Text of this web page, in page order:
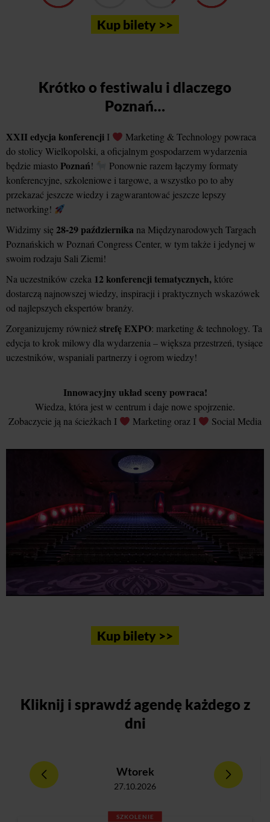
Kup bilety >>
Krótko o festiwalu i dlaczego
Poznań…
XXII edycja konferencji I
Marketing & Technology powraca
do stolicy Wielkopolski, a oficjalnym gospodarzem wydarzenia
będzie miasto Poznań!
Ponownie razem łączymy formaty
konferencyjne, szkoleniowe i targowe, a wszystko po to aby
przekazać jeszcze wiedzy i zagwarantować jeszcze lepszy
networking!
Widzimy się28-29 października na Międzynarodowych Targach
Poznańskich w Poznań Congress Center, w tym także i jedynej w
swoim rodzaju Sali Ziemi!
Na uczestników czeka 12 konferencji tematycznych, które
dostarczą najnowszej wiedzy, inspiracji i praktycznych wskazówek
od najlepszych ekspertów branży.
Zorganizujemy równieżstrefę EXPO: marketing & technology. Ta
edycja to krok milowy dla wydarzenia – większa przestrzeń, tysiące
uczestników, wspaniali partnerzy i ogrom wiedzy!
Innowacyjny układ sceny powraca!
Wiedza, która jest w centrum i daje nowe spojrzenie.
Zobaczycie ją na ścieżkach I
Marketing oraz I Social Media
Kup bilety >>
Kliknij i sprawdź agendę każdego z
dni
Wtorek
27.10.2026
SZKOLENIE